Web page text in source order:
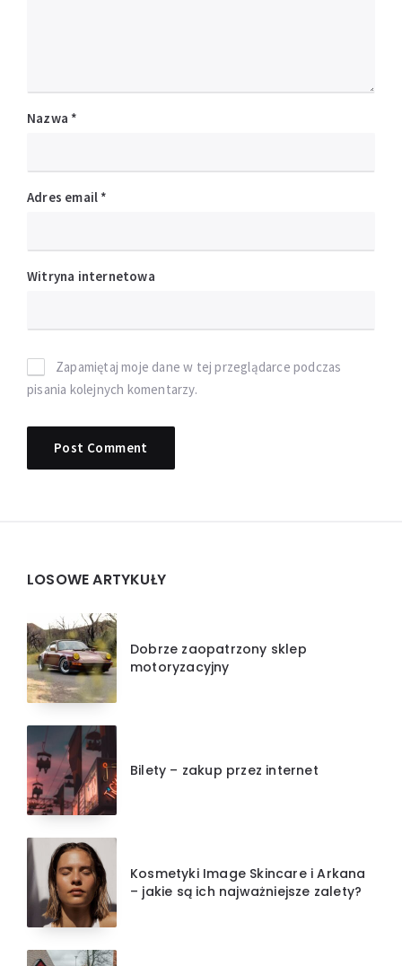
Nazwa *
Adres email *
Witryna internetowa
Zapamiętaj moje dane w tej przeglądarce podczas
pisania kolejnych komentarzy.
Widgets
LOSOWE ARTYKUŁY
Dobrze zaopatrzony sklep
motoryzacyjny
Bilety – zakup przez internet
Kosmetyki Image Skincare i Arkana
– jakie są ich najważniejsze zalety?